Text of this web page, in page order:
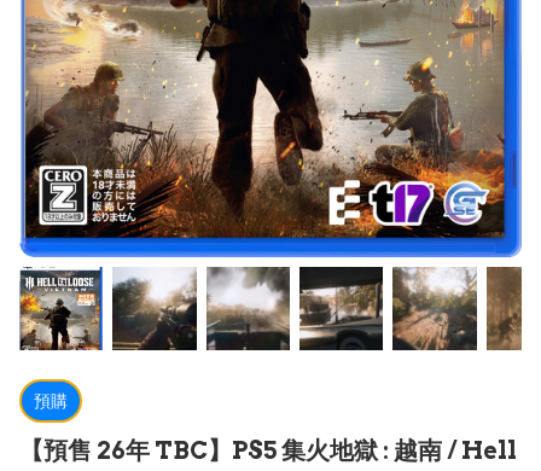
預購
【預售 26年 TBC】PS5 集火地獄 : 越南 / Hell